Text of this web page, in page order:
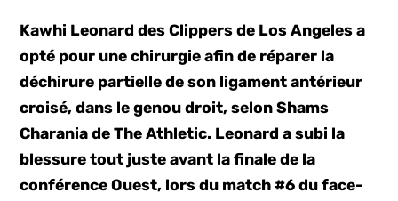
Kawhi Leonard des Clippers de Los Angeles a
opté pour une chirurgie afin de réparer la
déchirure partielle de son ligament antérieur
croisé, dans le genou droit, selon Shams
Charania de The Athletic. Leonard a subi la
blessure tout juste avant la finale de la
conférence Ouest, lors du match #6 du face-